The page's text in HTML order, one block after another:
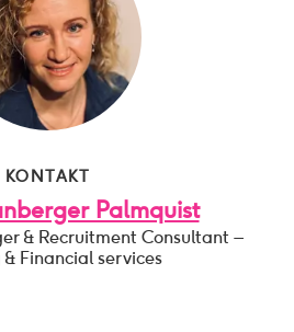
KONTAKT
Palmquist
& Recruitment Consultant –
& Financial services